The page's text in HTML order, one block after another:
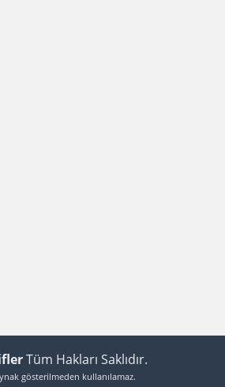
Tüm Hakları Saklıdır.
gösterilmeden kullanılamaz.